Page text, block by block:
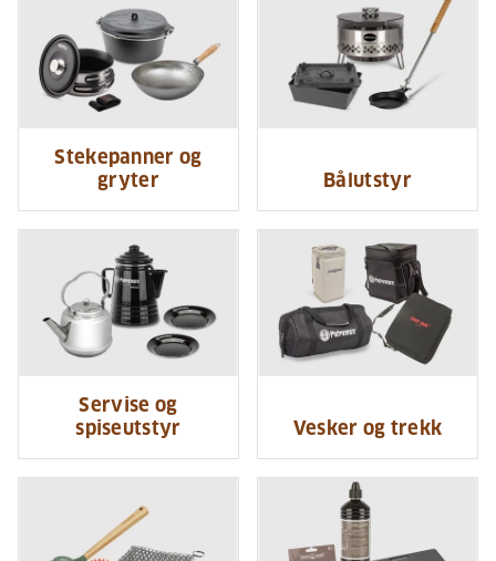
Stekepanner og
gryter
Bålutstyr
Servise og
spiseutstyr
Vesker og trekk